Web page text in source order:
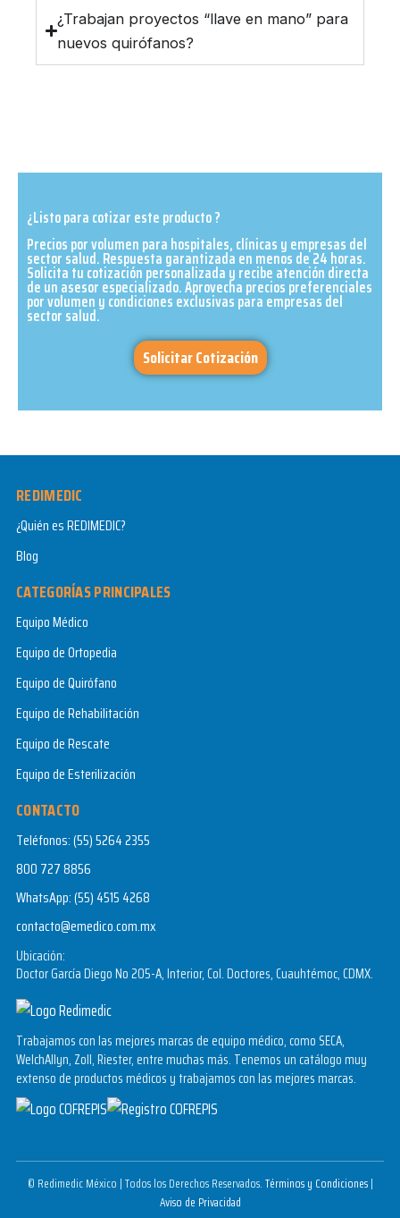
¿Trabajan proyectos “llave en mano” para
nuevos quirófanos?
¿Listo para cotizar este producto ?
Precios por volumen para hospitales, clínicas y empresas del
sector salud. Respuesta garantizada en menos de 24 horas.
Solicita tu cotización personalizada y recibe atención directa
de un asesor especializado. Aprovecha precios preferenciales
por volumen y condiciones exclusivas para empresas del
sector salud.​
Solicitar Cotización
REDIMEDIC
¿Quién es REDIMEDIC?
Blog
CATEGORÍAS PRINCIPALES
Equipo Médico
Equipo de Ortopedia
Equipo de Quirófano
Equipo de Rehabilitación
Equipo de Rescate
Equipo de Esterilización
CONTACTO
Teléfonos:(55) 5264 2355
800 727 8856
WhatsApp:(55) 4515 4268
contacto@emedico.com.mx
Ubicación:
Doctor García Diego No 205-A, Interior, Col. Doctores, Cuauhtémoc, CDMX.
Trabajamos con las mejores marcas de equipo médico, como SECA,
WelchAllyn, Zoll, Riester, entre muchas más. Tenemos un catálogo muy
extenso de productos médicos y trabajamos con las mejores marcas.
© Redimedic México | Todos los Derechos Reservados.Términos y Condiciones|
Aviso de Privacidad